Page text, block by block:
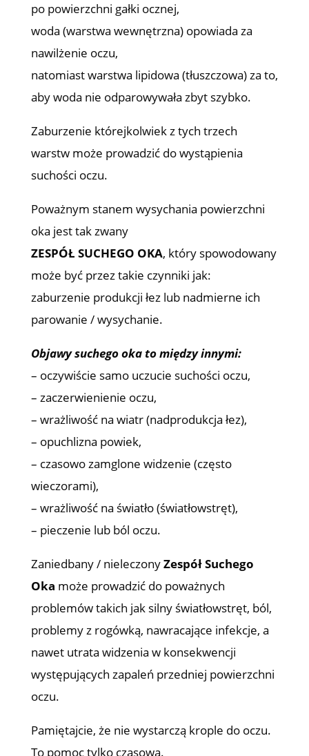
po powierzchni gałki ocznej,
woda (warstwa wewnętrzna) opowiada za
nawilżenie oczu,
natomiast warstwa lipidowa (tłuszczowa) za to,
aby woda nie odparowywała zbyt szybko.
Zaburzenie którejkolwiek z tych trzech
warstw może prowadzić do wystąpienia
suchości oczu.
Poważnym stanem wysychania powierzchni
oka jest tak zwany
ZESPÓŁ SUCHEGO OKA, który spowodowany
może być przez takie czynniki jak:
zaburzenie produkcji łez lub nadmierne ich
parowanie / wysychanie.
Objawy suchego oka to między innymi:
– oczywiście samo uczucie suchości oczu,
– zaczerwienienie oczu,
– wrażliwość na wiatr (nadprodukcja łez),
– opuchlizna powiek,
– czasowo zamglone widzenie (często
wieczorami),
– wrażliwość na światło (światłowstręt),
– pieczenie lub ból oczu.
Zaniedbany / nieleczonyZespół Suchego
Oka może prowadzić do poważnych
problemów takich jak silny światłowstręt, ból,
problemy z rogówką, nawracające infekcje, a
nawet utrata widzenia w konsekwencji
występujących zapaleń przedniej powierzchni
oczu.
Pamiętajcie, że nie wystarczą krople do oczu.
To pomoc tylko czasowa.